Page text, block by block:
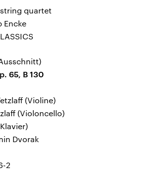
quartet
Encke
65, B 130
(Violine)
(Violoncello)
Dvorak
2